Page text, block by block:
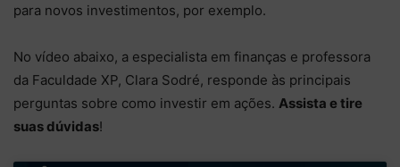
para novos investimentos, por exemplo.
No vídeo abaixo, a especialista em finanças e professora
da Faculdade XP, Clara Sodré, responde às principais
perguntas sobre como investir em ações. Assista e tire
suas dúvidas!